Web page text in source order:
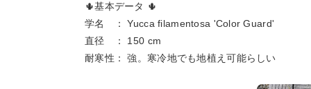
🌵基本データ 🌵
学名 ： Yucca filamentosa 'Color Guard'
直径 ： 150 cm
耐寒性： 強。寒冷地でも地植え可能らしい